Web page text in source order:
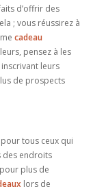
d’offrir des
; vous réussirez à
cadeau
pensez à les
leurs
de prospects
tous ceux qui
des endroits
plus de
lors de